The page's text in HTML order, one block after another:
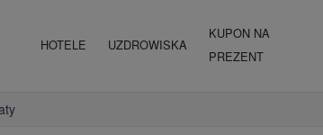
HOTELE UZDROWISKA
KUPON NA
PREZENT